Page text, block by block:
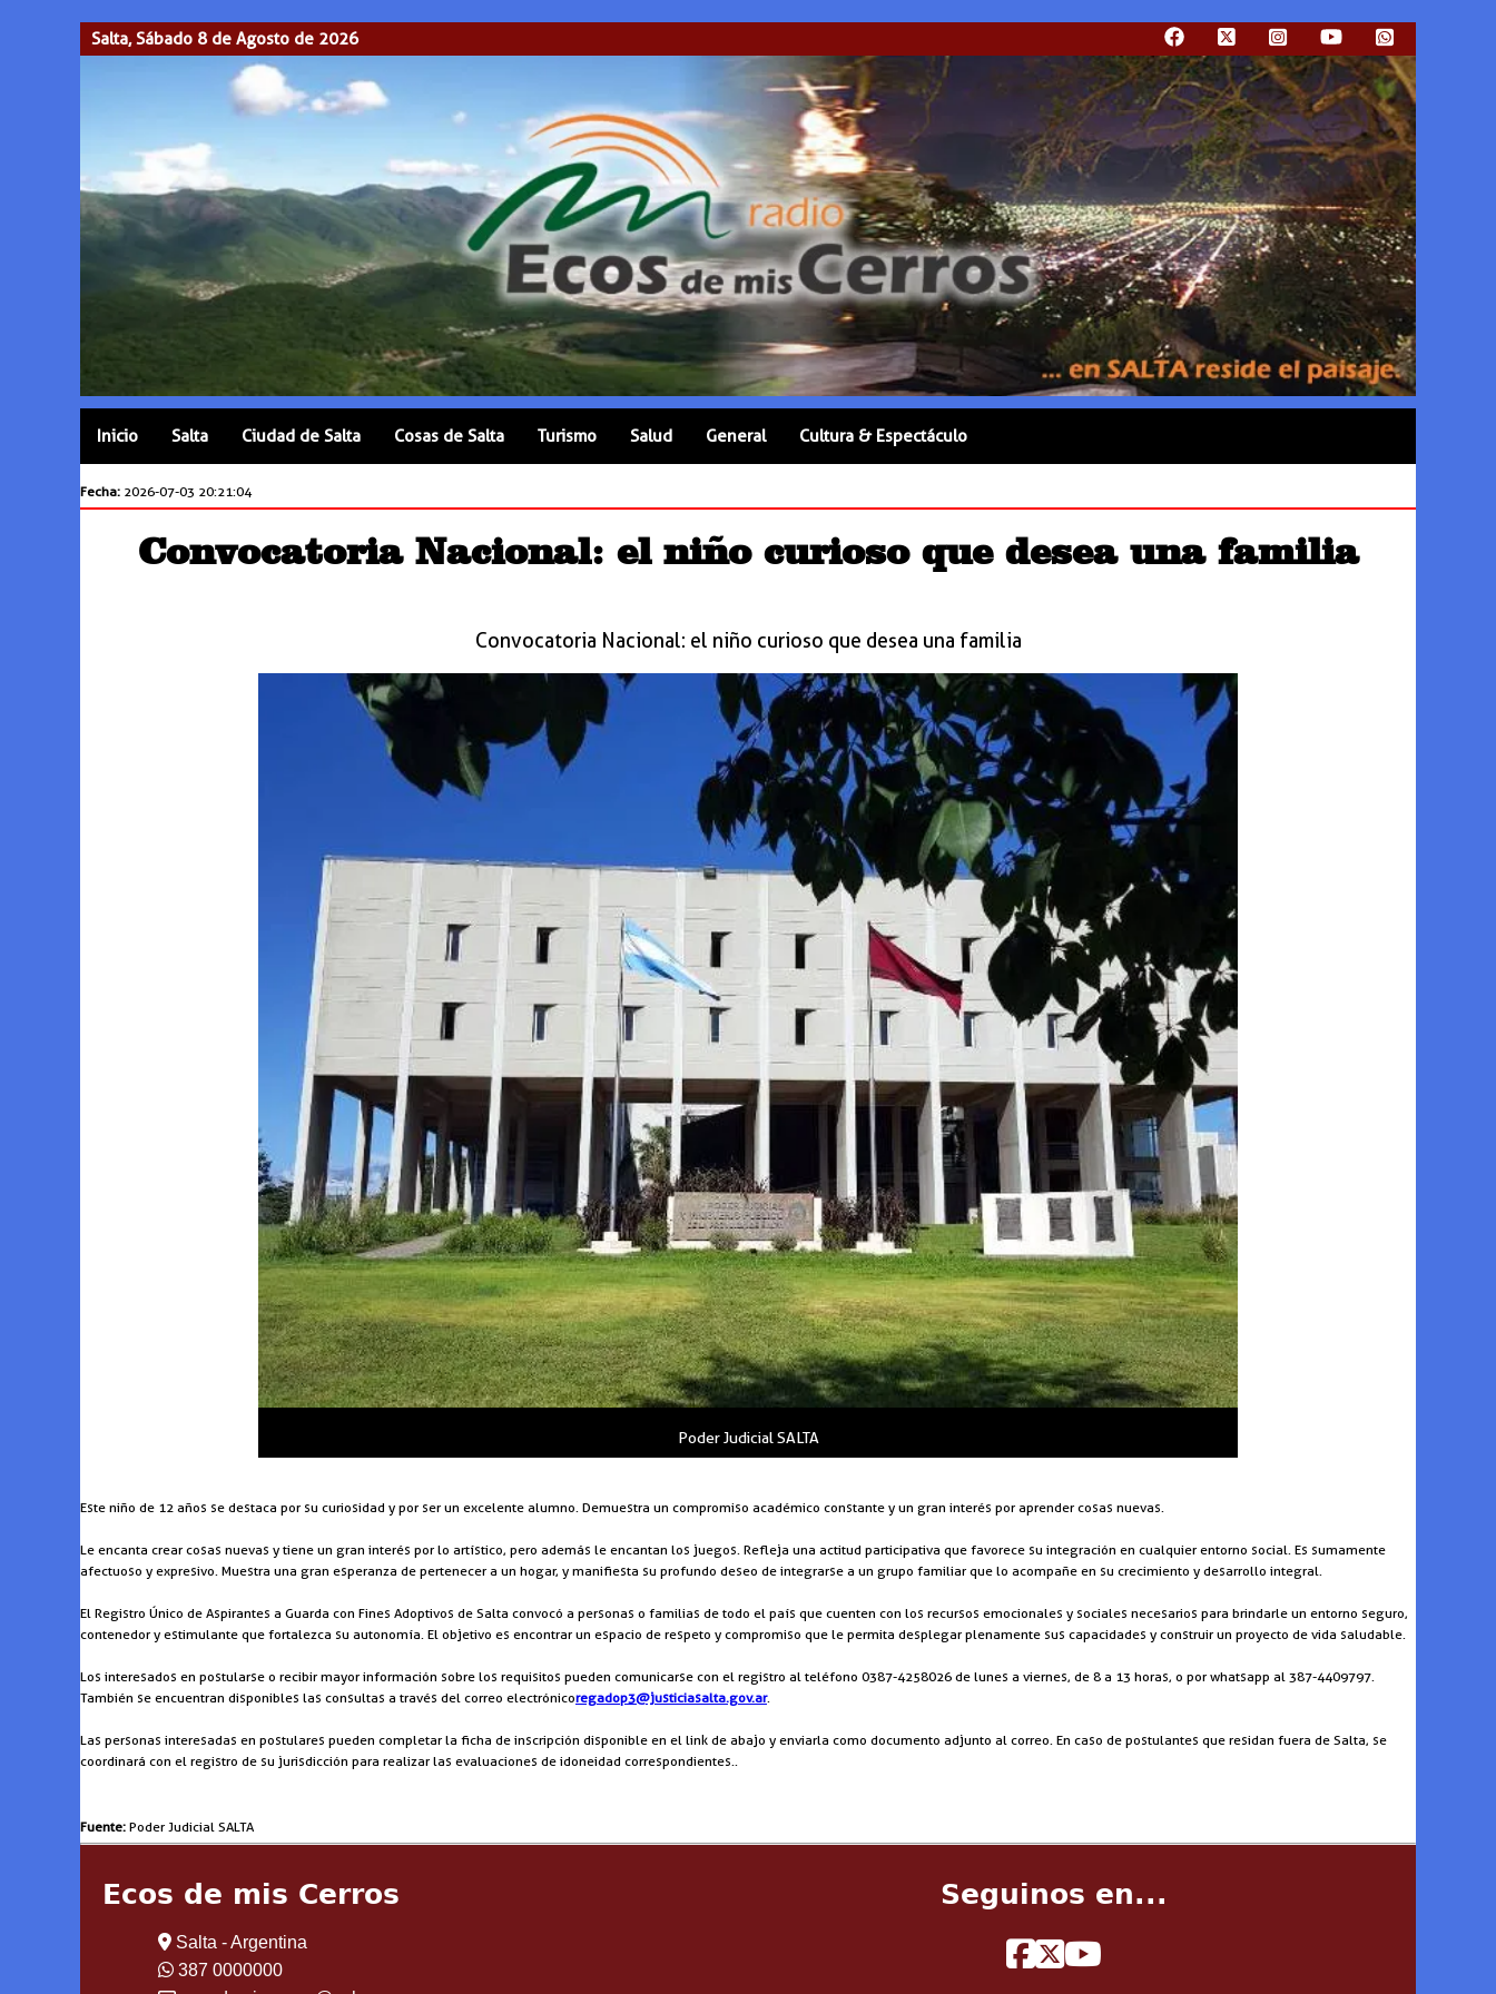
Salta, Sábado 8 de Agosto de 2026
Inicio Salta Ciudad de Salta Cosas de Salta Turismo Salud General Cultura & Espectáculo
Fecha: 2026-07-03 20:21:04
Convocatoria Nacional: el niño curioso que desea una familia
Convocatoria Nacional: el niño curioso que desea una familia
Poder Judicial SALTA
Este niño de 12 años se destaca por su curiosidad y por ser un excelente alumno. Demuestra un compromiso académico constante y un gran interés por aprender cosas nuevas.
Le encanta crear cosas nuevas y tiene un gran interés por lo artístico, pero además le encantan los juegos. Refleja una actitud participativa que favorece su integración en cualquier entorno social. Es sumamente
afectuoso y expresivo. Muestra una gran esperanza de pertenecer a un hogar, y manifiesta su profundo deseo de integrarse a un grupo familiar que lo acompañe en su crecimiento y desarrollo integral.
El Registro Único de Aspirantes a Guarda con Fines Adoptivos de Salta convocó a personas o familias de todo el país que cuenten con los recursos emocionales y sociales necesarios para brindarle un entorno seguro,
contenedor y estimulante que fortalezca su autonomía. El objetivo es encontrar un espacio de respeto y compromiso que le permita desplegar plenamente sus capacidades y construir un proyecto de vida saludable.
Los interesados en postularse o recibir mayor información sobre los requisitos pueden comunicarse con el registro al teléfono 0387-4258026 de lunes a viernes, de 8 a 13 horas, o por whatsapp al 387-4409797.
También se encuentran disponibles las consultas a través del correo electrónicoregadop3@justiciasalta.gov.ar.
Las personas interesadas en postulares pueden completar la ficha de inscripción disponible en el link de abajo y enviarla como documento adjunto al correo. En caso de postulantes que residan fuera de Salta, se
coordinará con el registro de su jurisdicción para realizar las evaluaciones de idoneidad correspondientes..
Fuente: Poder Judicial SALTA
Ecos de mis Cerros
Salta - Argentina
387 0000000
Seguinos en...